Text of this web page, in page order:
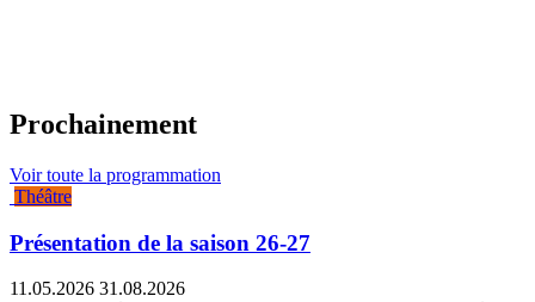
Prochainement
Voir toute la programmation
Théâtre
Présentation de la saison 26-27
11.05.2026 31.08.2026